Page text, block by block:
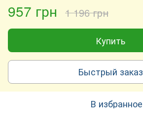
957 грн 1 196 грн
Купить
Быстрый заказ
В избранное